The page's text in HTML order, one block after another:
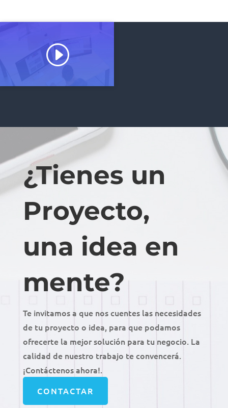
Haz clic para aceptar cookies
de marketing y permitir este
contenido
¿Tienes un
Proyecto,
una idea en
mente?
Te invitamos a que nos cuentes las necesidades
de tu proyecto o idea, para que podamos
ofrecerte la mejor solución para tu negocio. La
calidad de nuestro trabajo te convencerá.
¡Contáctenos ahora!.
CONTACTAR